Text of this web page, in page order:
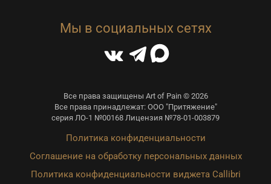
Мы в социальных сетях
Все права защищены Art of Pain © 2026
Все права принадлежат: ООО "Притяжение"
серия ЛО-1 №00168 Лицензия №78-01-003879
Политика конфиденциальности
Соглашение на обработку персональных данных
Политика конфиденциальности виджета Callibri